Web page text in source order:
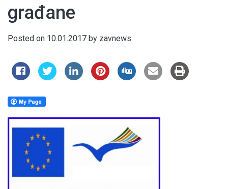
građane
Posted on 10.01.2017 by zavnews